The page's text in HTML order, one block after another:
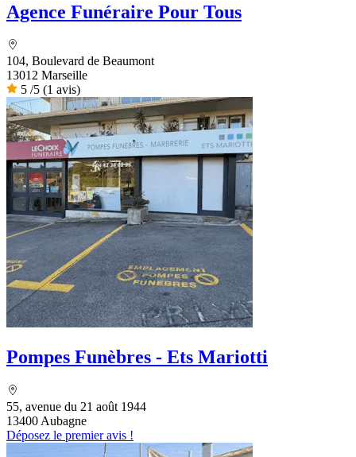
Agence Funéraire Pour Tous
104, Boulevard de Beaumont
13012 Marseille
5 /5 (1 avis)
Pompes Funèbres - Ets Mariotti
55, avenue du 21 août 1944
13400 Aubagne
Déposez le premier avis !